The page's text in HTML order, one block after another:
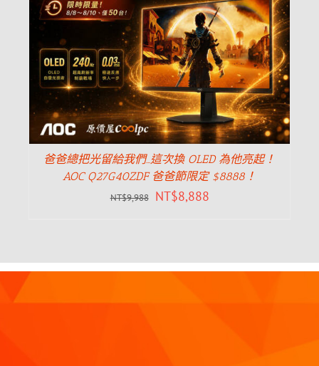
爸爸總把光留給我們…這次換 OLED 為他亮起！
AOC Q27G40ZDF 爸爸節限定 $8888！
NT$9,988 NT$8,888